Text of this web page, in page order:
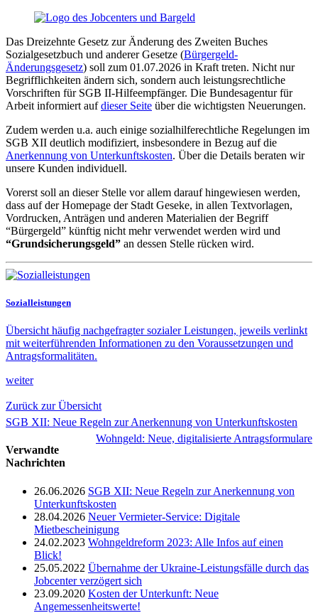
Das Dreizehnte Gesetz zur Änderung des Zweiten Buches
Sozialgesetzbuch und anderer Gesetze (Bürgergeld-
Änderungsgesetz) soll zum 01.07.2026 in Kraft treten. Nicht nur
Begrifflichkeiten ändern sich, sondern auch leistungsrechtliche
Vorschriften für SGB II-Hilfeempfänger. Die Bundesagentur für
Arbeit informiert aufdieser Seite über die wichtigsten Neuerungen.
Zudem werden u.a. auch einige sozialhilferechtliche Regelungen im
SGB XII deutlich modifiziert, insbesondere in Bezug auf die
Anerkennung von Unterkunftskosten. Über die Details beraten wir
unsere Kunden individuell.
Vorerst soll an dieser Stelle vor allem darauf hingewiesen werden,
dass auf der Homepage der Stadt Geseke, in allen Textvorlagen,
Vordrucken, Anträgen und anderen Materialien der Begriff
“Bürgergeld” künftig nicht mehr verwendet werden wird und
“Grundsicherungsgeld” an dessen Stelle rücken wird.
Sozialleistungen
Übersicht häufig nachgefragter sozialer Leistungen, jeweils verlinkt
mit weiterführenden Informationen zu den Voraussetzungen und
Antragsformalitäten.
weiter
Zurück zur Übersicht
SGB XII: Neue Regeln zur Anerkennung von Unterkunftskosten
Wohngeld: Neue, digitalisierte Antragsformulare
Verwandte
Nachrichten
26.06.2026 SGB XII: Neue Regeln zur Anerkennung von
Unterkunftskosten
28.04.2026 Neuer Vermieter-Service: Digitale
Mietbescheinigung
24.02.2023 Wohngeldreform 2023: Alle Infos auf einen
Blick!
25.05.2022 Übernahme der Ukraine-Leistungsfälle durch das
Jobcenter verzögert sich
23.09.2020 Kosten der Unterkunft: Neue
Angemessenheitswerte!